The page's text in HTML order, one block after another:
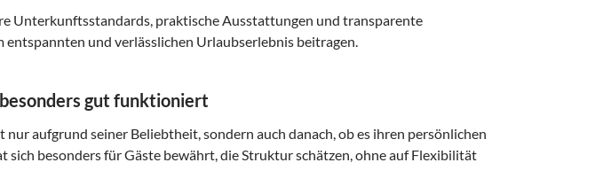
Unterkunftsstandards, praktische Ausstattungen und transparente
entspannten und verlässlichen Urlaubserlebnis beitragen.
gut funktioniert
nur aufgrund seiner Beliebtheit, sondern auch danach, ob es ihren persönlichen
sich besonders für Gäste bewährt, die Struktur schätzen, ohne auf Flexibilität